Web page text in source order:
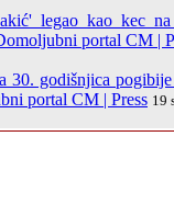
legao kao kec na
portal CM |
30. godišnjica
portal CM | Press 19